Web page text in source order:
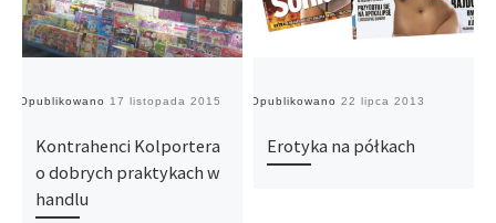
Opublikowano 17 listopada 2015
Kontrahenci Kolportera
o dobrych praktykach w
handlu
Opublikowano 22 lipca 2013
Erotyka na półkach